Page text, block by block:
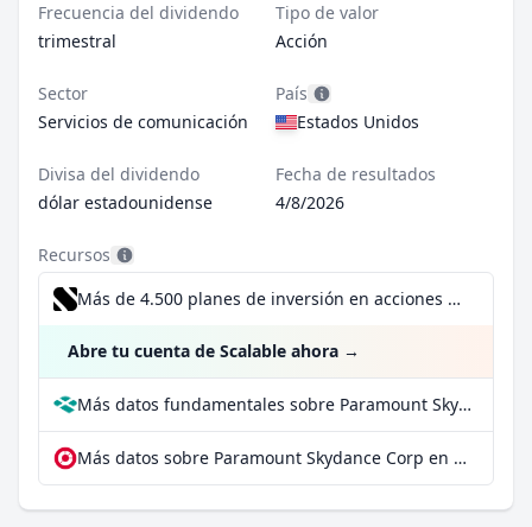
Frecuencia del dividendo
trimestral
Tipo de valor
Acción
Sector
Servicios de comunicación
País
Estados Unidos
Divisa del dividendo
dólar estadounidense
Fecha de resultados
4/8/2026
Recursos
Más de 4.500 planes de inversión en acciones desde 1 €
Abre tu cuenta de Scalable ahora →
Más datos fundamentales sobre Paramount Skydance Corp en Parqet
Más datos sobre Paramount Skydance Corp en extraETF